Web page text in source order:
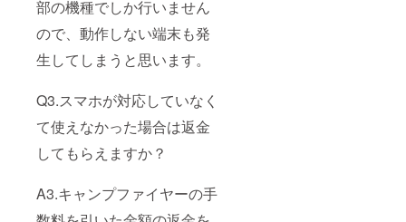
部の機種でしか行いません
ので、動作しない端末も発
生してしまうと思います。
Q3.スマホが対応していなく
て使えなかった場合は返金
してもらえますか？
A3.キャンプファイヤーの手